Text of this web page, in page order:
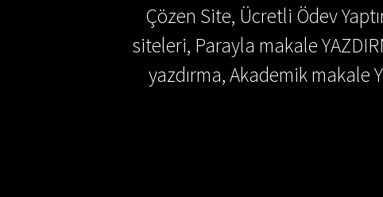
Çözen Site, Ücretli Ödev
siteleri, Parayla makale
yazdırma, Akademik makale